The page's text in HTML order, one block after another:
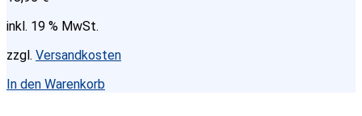
gewählt
inkl. 19 % MwSt.
zzgl. Versandkosten
In den Warenkorb